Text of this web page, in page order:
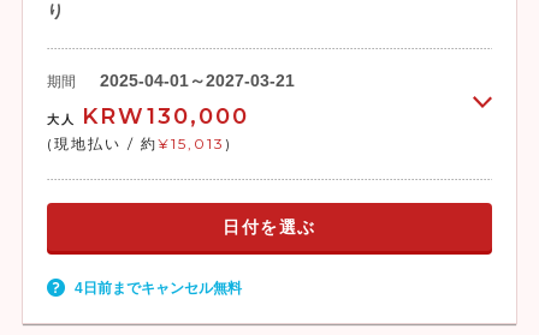
り
期間 2025-04-01～2027-03-21
大人 KRW130,000
(現地払い / 約¥15,013 )
日付を選ぶ
4日前までキャンセル無料